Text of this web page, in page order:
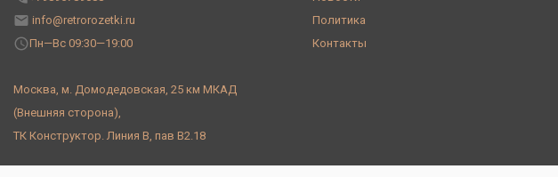
info@retrorozetki.ru
Пн—Вс 09:30—19:00
Москва, м. Домодедовская, 25 км МКАД
(Внешняя сторона),
ТК Конструктор. Линия В, пав В2.18
Политика
Контакты